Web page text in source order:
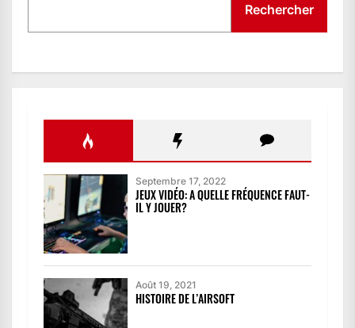
Rechercher
Septembre 17, 2022
JEUX VIDÉO: A QUELLE FRÉQUENCE FAUT-
IL Y JOUER?
Août 19, 2021
HISTOIRE DE L’AIRSOFT